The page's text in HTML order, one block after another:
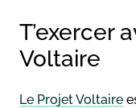
T’exercer
Voltaire
Le Projet Voltaire